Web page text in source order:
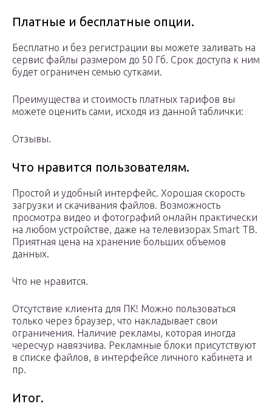
Платные и бесплатные опции.
Бесплатно и без регистрации вы можете заливать на
сервис файлы размером до 50 Гб. Срок доступа к ним
будет ограничен семью сутками.
Преимущества и стоимость платных тарифов вы
можете оценить сами, исходя из данной таблички:
Отзывы.
Что нравится пользователям.
Простой и удобный интерфейс. Хорошая скорость
загрузки и скачивания файлов. Возможность
просмотра видео и фотографий онлайн практически
на любом устройстве, даже на телевизорах Smart ТВ.
Приятная цена на хранение больших объемов
данных.
Что не нравится.
Отсутствие клиента для ПК! Можно пользоваться
только через браузер, что накладывает свои
ограничения. Наличие рекламы, которая иногда
чересчур навязчива. Рекламные блоки присутствуют
в списке файлов, в интерфейсе личного кабинета и
пр.
Итог.